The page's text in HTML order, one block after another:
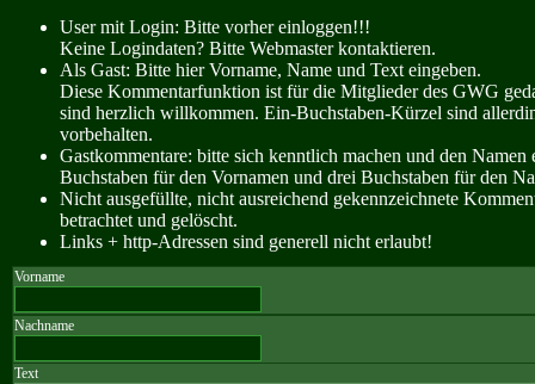
User mit Login: Bitte vorher einloggen!!!
Keine Logindaten? Bitte Webmaster kontaktieren.
Als Gast: Bitte hier Vorname, Name und Text eingeben.
Diese Kommentarfunktion ist für die Mitglieder des GWG
sind herzlich willkommen. Ein-Buchstaben-Kürzel sind
vorbehalten.
Gastkommentare: bitte sich kenntlich machen und den Namen
Buchstaben für den Vornamen und drei Buchstaben für den
Nicht ausgefüllte, nicht ausreichend gekennzeichnete
betrachtet und gelöscht.
Links + http-Adressen sind generell nicht erlaubt!
Vorname
Nachname
Text